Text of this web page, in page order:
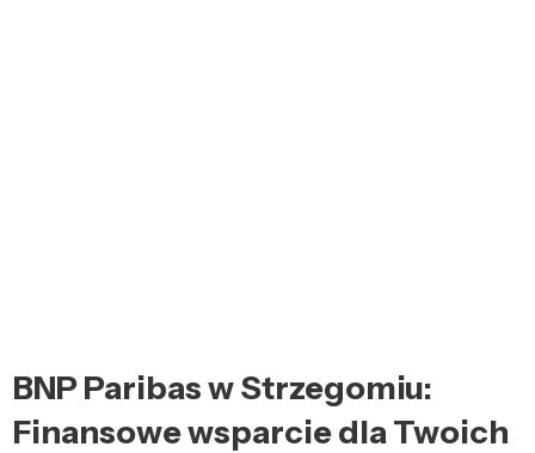
BNP Paribas w Strzegomiu:
Finansowe wsparcie dla Twoich